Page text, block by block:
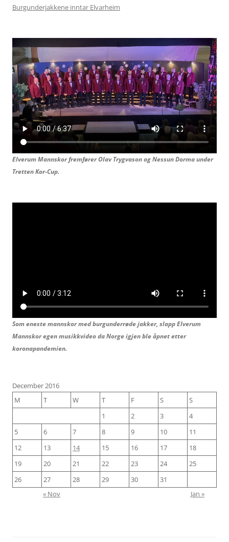
Burgunderjakkene inntar Elvarheim
Elverum Mannskor fremfører Olav Trygvason ogNessun Dorma under
Tretten Kor-Cup.
Som eneste mannskor med burgunderrøde jakker, slapp Elverum
Mannskor egen musikkvideo da Norge igjen ble åpnet etter
koronapandemien.
December 2016
M
T W T F S
S
1
2 3
4
5
6 7 8 9 10
11
12
13 14 15 16 17
18
19
20 21 22 23 24
25
26
27 28 29 30
31
« Nov
Jan »